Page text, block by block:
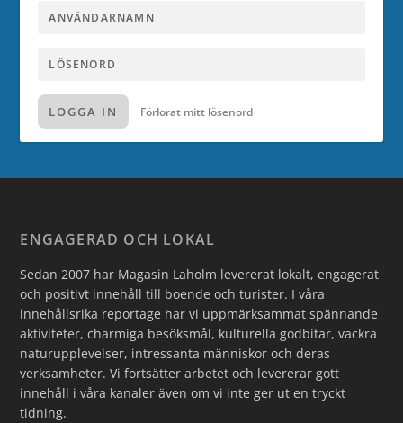
LOGGA IN Förlorat mitt lösenord
ENGAGERAD OCH LOKAL
Sedan 2007 har Magasin Laholm levererat lokalt, engagerat
och positivt innehåll till boende och turister. I våra
innehållsrika reportage har vi uppmärksammat spännande
aktiviteter, charmiga besöksmål, kulturella godbitar, vackra
naturupplevelser, intressanta människor och deras
verksamheter. Vi fortsätter arbetet och levererar gott
innehåll i våra kanaler även om vi inte ger ut en tryckt
tidning.